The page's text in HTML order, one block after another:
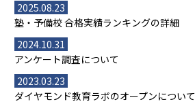
2025.08.23
塾・予備校 合格実績ランキングの詳細
2024.10.31
アンケート調査について
2023.03.23
ダイヤモンド教育ラボのオープンについて